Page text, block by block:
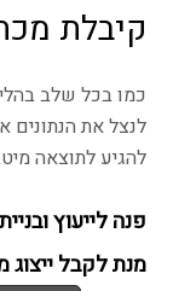
קיבלת
כמו בכל שלב
לנצל את הנתונים
להגיע לתוצאה
פנה לייעוץ
מנת לקבל